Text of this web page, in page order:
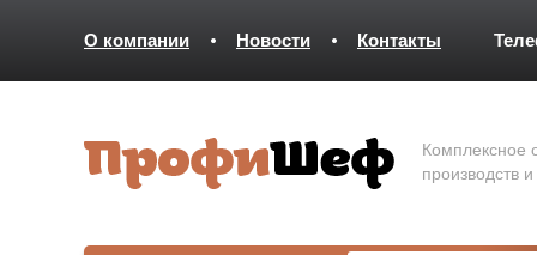
О компании Новости Контакты
Комплексное
производств